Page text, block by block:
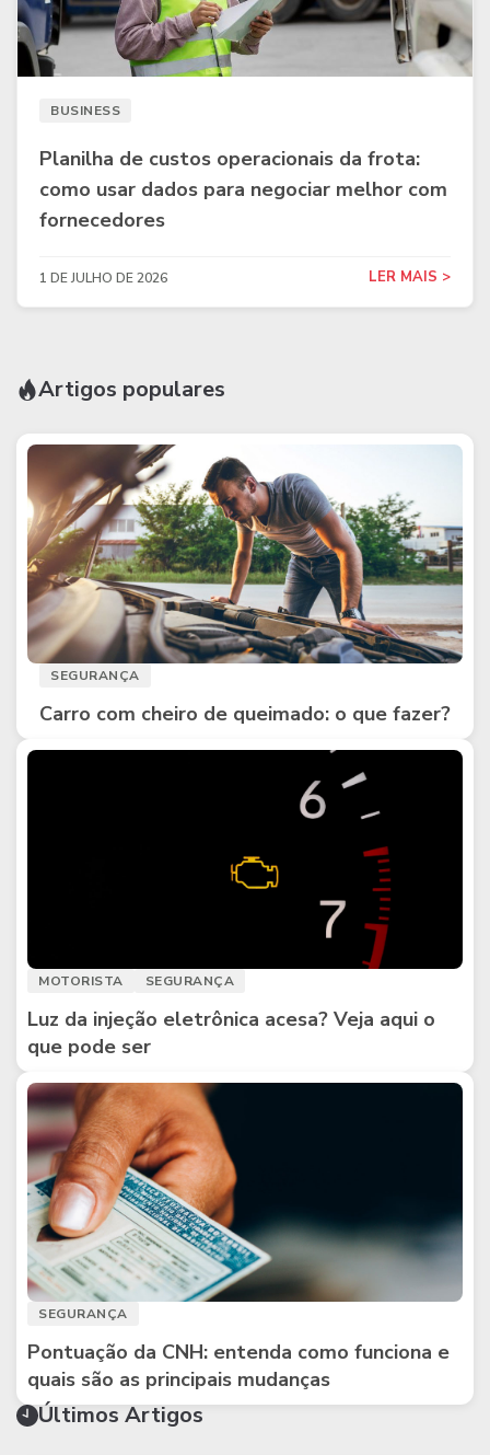
BUSINESS
Planilha de custos operacionais da frota:
como usar dados para negociar melhor com
fornecedores
1 DE JULHO DE 2026 LER MAIS >
Artigos populares
SEGURANÇA
Carro com cheiro de queimado: o que fazer?
MOTORISTA SEGURANÇA
Luz da injeção eletrônica acesa? Veja aqui o
que pode ser
SEGURANÇA
Pontuação da CNH: entenda como funciona e
quais são as principais mudanças
Últimos Artigos